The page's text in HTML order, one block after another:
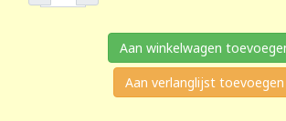
Aan winkelwagen
Aan verlanglijst toevoegen